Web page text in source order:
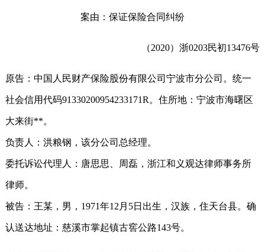
案由：保证保险合同纠纷
（2020）浙0203民初13476号
原告：中国人民财产保险股份有限公司宁波市分公司。统一
社会信用代码91330200954233171R。住所地：宁波市海曙区
大来街**。
负责人：洪粮钢，该分公司总经理。
委托诉讼代理人：唐思思、周磊，浙江和义观达律师事务所
律师。
被告：王某，男，1971年12月5日出生，汉族，住天台县。确
认送达地址：慈溪市掌起镇古窖公路143号。